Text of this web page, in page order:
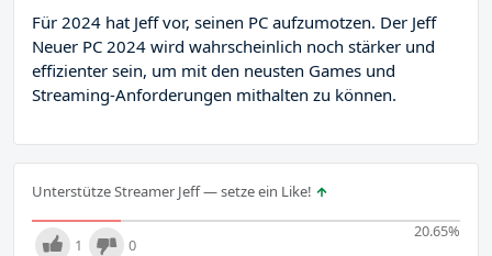
Für 2024 hat Jeff vor, seinen PC aufzumotzen. Der Jeff
Neuer PC 2024 wird wahrscheinlich noch stärker und
effizienter sein, um mit den neusten Games und
Streaming-Anforderungen mithalten zu können.
Unterstütze Streamer Jeff — setze ein Like!
20.65%
1 0